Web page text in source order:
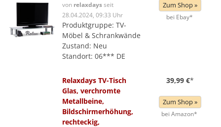
von relaxdaysseit
28.04.2024, 09:33 Uhr
Produktgruppe: TV-
Möbel & Schrankwände
Zustand: Neu
Standort: 06*** DE
Zum Shop »
bei Ebay*
Relaxdays TV-Tisch
Glas, verchromte
Metallbeine,
Bildschirmerhöhung,
rechteckig,
39,99 €*
Zum Shop »
bei Amazon*